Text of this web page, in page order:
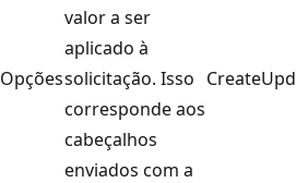
Opções
valor a ser
aplicado à
solicitação. Isso
corresponde aos
cabeçalhos
enviados com a